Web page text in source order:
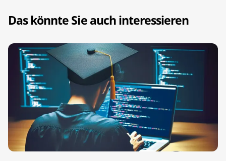
Das könnte Sie auch interessieren